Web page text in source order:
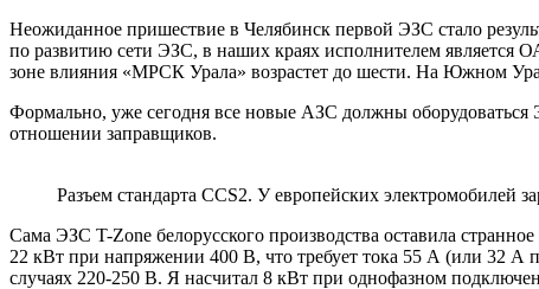
Неожиданное пришествие в Челябинск первой ЭЗС стало
по развитию сети ЭЗС, в наших краях исполнителем является
зоне влияния «МРСК Урала» возрастет до шести. На Южном
Формально, уже сегодня все новые АЗС должны оборудоваться
отношении заправщиков.
Разъем стандарта CCS2. У европейских электромобилей
Сама ЭЗС T-Zone белорусского производства оставила
22 кВт при напряжении 400 В, что требует тока 55 А (или 32 А
случаях 220-250 В. Я насчитал 8 кВт при однофазном